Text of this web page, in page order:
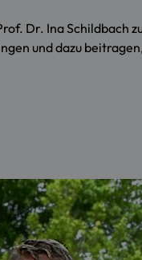
Dr. Ina Schildbach
und dazu